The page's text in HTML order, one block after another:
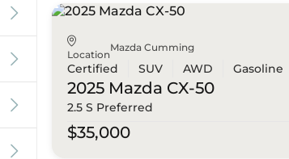
Location
Mazda Cumming
Certified SUV AWD Gasoline
2025 Mazda CX-50
2.5 S Preferred
$35,000